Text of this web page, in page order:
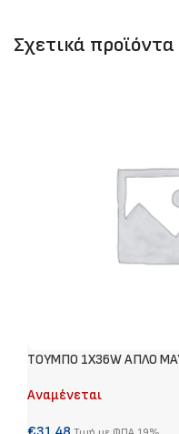
Σχετικά προϊόντα
ΤΟΥΜΠΟ 1Χ36W ΑΠΛΟ
Αναμένεται